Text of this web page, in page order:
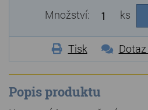
Množství: ks
Tisk
Popis produktu